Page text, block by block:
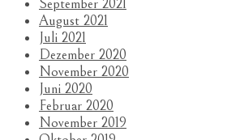
September 2021
August 2021
Juli 2021
Dezember 2020
November 2020
Juni 2020
Februar 2020
November 2019